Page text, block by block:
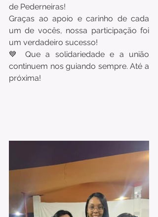
de Pederneiras!
Graças ao apoio e carinho de cada
um de vocês, nossa participação foi
um verdadeiro sucesso!
💙 Que a solidariedade e a união
continuem nos guiando sempre. Até a
próxima!